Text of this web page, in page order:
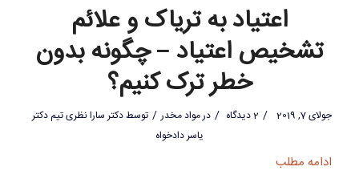
اعتیاد به تریاک و علائم
تشخیص اعتیاد – چگونه بدون
خطر ترک کنیم؟
جولای 7, 2019 / 2 دیدگاه / درمواد مخدر / توسطدکتر سارا نظری تیم دکتر
یاسر دادخواه
ادامه مطلب